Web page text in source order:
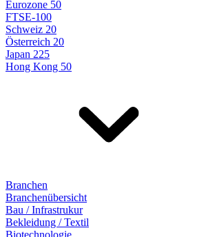
Eurozone 50
FTSE-100
Schweiz 20
Österreich 20
Japan 225
Hong Kong 50
Branchen
Branchenübersicht
Bau / Infrastrukur
Bekleidung / Textil
Biotechnologie